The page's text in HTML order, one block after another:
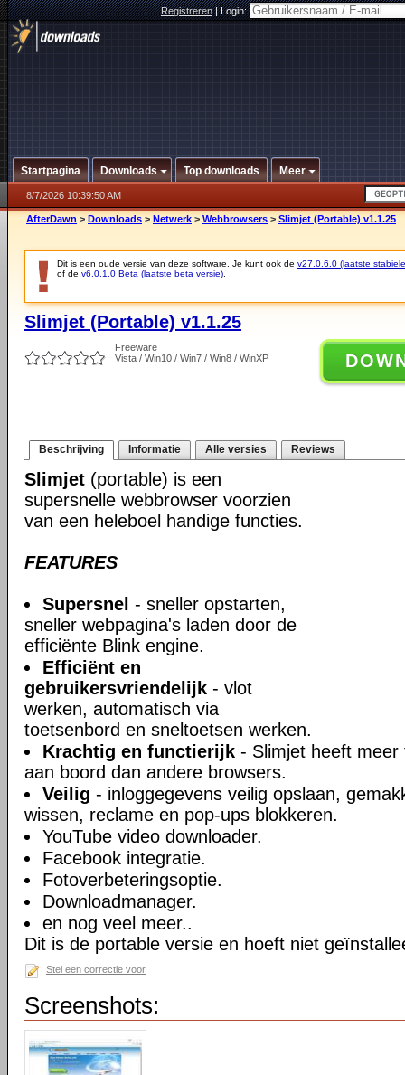
Registreren|Login:
Startpagina Downloads Top downloads Meer
8/7/2026 10:39:50 AM
AfterDawn > Downloads > Netwerk > Webbrowsers > Slimjet (Portable) v1.1.25
Dit is een oude versie van deze software. Je kunt ook de v27.0.6.0 (laatste
of de v6.0.1.0 Beta (laatste beta versie)
Slimjet (Portable) v1.1.25
Freeware
Vista / Win10 / Win7 / Win8 / WinXP
Beschrijving Informatie Alle versies Reviews
Slimjet (portable) is een
supersnelle webbrowser voorzien
van een heleboel handige functies.
FEATURES
Supersnel - sneller opstarten,
sneller webpagina's laden door de
efficiënte Blink engine.
Efficiënt en
gebruikersvriendelijk - vlot
werken, automatisch via
toetsenbord en sneltoetsen werken.
Krachtig en functierijk - Slimjet heeft
aan boord dan andere browsers.
Veilig - inloggegevens veilig opslaan,
wissen, reclame en pop-ups blokkeren.
YouTube video downloader.
Facebook integratie.
Fotoverbeteringsoptie.
Downloadmanager.
en nog veel meer..
Dit is de portable versie en hoeft niet
Stel een correctie voor
Screenshots: